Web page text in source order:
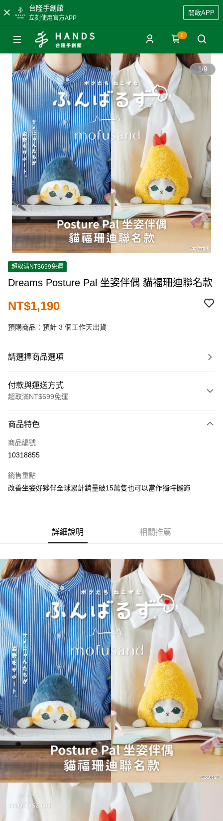
台隆手創館
立刻使用官方APP
開啟APP
0
1/9
超取滿NT$699免運
Dreams Posture Pal 坐姿伴偶 貓福珊迪聯名款
NT$1,190
預購商品：預計 3 個工作天出貨
請選擇商品選項
付款與運送方式
超取滿NT$699免運
信用卡一次付款
超商取貨付款
街口支付
AFTEE先享後付
【關於「AFTEE先享後付」】
AFTEE先享後付是「在收到商品之後才付款」的支付方式。 讓您購物簡單
便利好安心！
１．簡單：不需註冊會員、不需綁卡、不需儲值。
２．便利：只要手機號碼，簡訊認證，即可結帳。
３．安心：先確認商品／服務後，再付款。
【「AFTEE先享後付」結帳流程】
１．於結帳方式選擇「AFTEE先享後付」後，將跳轉至「AFTEE先享後付」
結帳頁面，進行簡訊認證並確認金額後，即可完成結帳。
２．訂單成立數日內，您將收到繳費通知簡訊。
３．收到繳費通知簡訊後14天內，點擊此簡訊中的連結，可透過四大超商／
ATM／網路銀行／等多元方式進行付款，方視為交易完成。
※ 請注意：結帳手續完成當下不需立刻繳費，但若您需要取消訂單，請聯絡
購買商品的店家。未經商家同意取消之訂單仍視為有效，需透過AFTEE先享
後付繳納相關費用。
※ 交易是否成功請以「AFTEE先享後付 」之結帳頁面顯示為準，若有關於
是否繳費成功／繳費後需取消欲退款等相關疑問，請聯繫「AFTEE先享後付
客戶支援中心」
https://netprotections.freshdesk.com/support/home
【注意事項】
１．透過由恩沛科技股份有限公司提供之「AFTEE先享後付」服務完成之交
易，需依本服務之必要範圍內提供個人資料，並將交易相關給付款項請求債
權轉讓予恩沛科技股份有限公司。
２．關於個人資料處理事宜，請瀏覽以下網址：
https://aftee.tw/terms/#terms3
３．未成年的使用者請事先徵得法定代理人或監護人之同意方可使用
「AFTEE先享後付」，若未經同意申辦者引起之損失，本公司不負相關責
ATM付款
運送方式
全家取貨付款
每筆NT$60，滿NT$699(含以上)免運費
付款後全家取貨
每筆NT$60，滿NT$699(含以上)免運費
7-11取貨付款
每筆NT$60，滿NT$699(含以上)免運費
付款後7-11取貨
每筆NT$60，滿NT$699(含以上)免運費
宅配
每筆NT$80，滿NT$1,000(含以上)免運費
商品特色
商品編號
10318855
銷售重點
改善坐姿好夥伴全球累計銷量破15萬隻也可以當作獨特擺飾
詳細說明 相關推薦